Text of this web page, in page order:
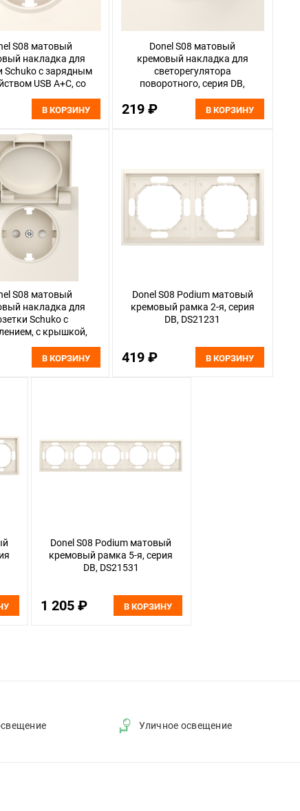
S08 матовый
накладка для
Schuko с зарядным
USB A+C, со
DB, DS22931В КОРЗИНУ
Donel S08 матовый
кремовый накладка для
светорегулятора
поворотного, серия DB,
219 ₽ В КОРЗИНУ
S08 матовый
накладка для
Schuko с
с крышкой,
DS45431В КОРЗИНУ
Donel S08 Podium матовый
кремовый рамка 2-я, серия
DB, DS21231
419 ₽ В КОРЗИНУ
Donel S08 Podium матовый
кремовый рамка 5-я, серия
DB, DS21531
1 205 ₽ В КОРЗИНУ
Уличное освещение